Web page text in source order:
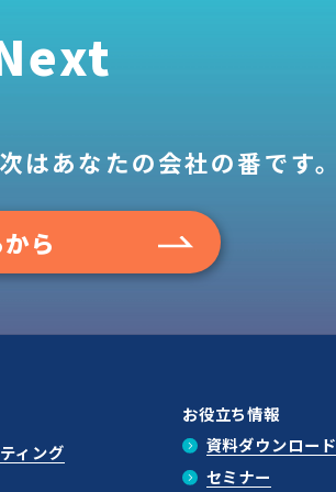
次はあなたの会社の番です。
ら
ィング
お役立ち情報
資料ダウンロード
セミナー